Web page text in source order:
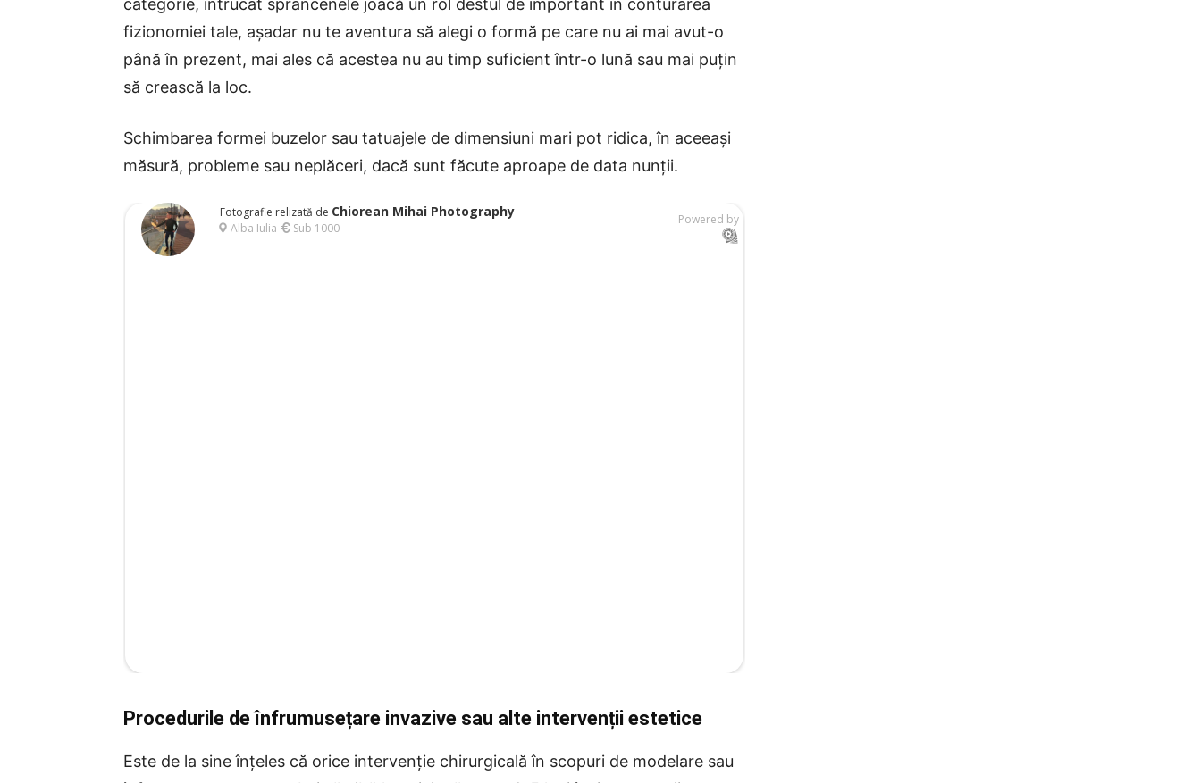
categorie, întrucât sprâncenele joacă un rol destul de important în conturarea
fizionomiei tale, așadar nu te aventura să alegi o formă pe care nu ai mai avut-o
până în prezent, mai ales că acestea nu au timp suficient într-o lună sau mai puțin
să crească la loc.
Schimbarea formei buzelor sau tatuajele de dimensiuni mari pot ridica, în aceeași
măsură, probleme sau neplăceri, dacă sunt făcute aproape de data nunții.
Procedurile de înfrumusețare invazive sau alte intervenții estetice
Este de la sine înțeles că orice intervenție chirurgicală în scopuri de modelare sau